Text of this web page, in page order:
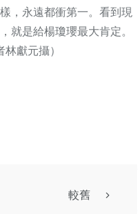
，永遠都衝第一。看到現
就是給楊瓊瓔最大肯定。
林獻元攝）
較舊